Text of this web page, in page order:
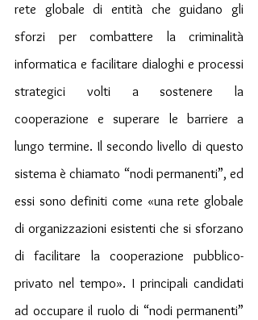
rete globale di entità che guidano gli
sforzi per combattere la criminalità
informatica e facilitare dialoghi e processi
strategici volti a sostenere la
cooperazione e superare le barriere a
lungo termine. Il secondo livello di questo
sistema è chiamato “nodi permanenti”, ed
essi sono definiti come «una rete globale
di organizzazioni esistenti che si sforzano
di facilitare la cooperazione pubblico-
privato nel tempo». I principali candidati
ad occupare il ruolo di “nodi permanenti”